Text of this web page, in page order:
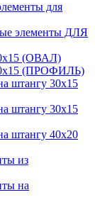
для
элементы ДЛЯ
(ОВАЛ)
(ПРОФИЛЬ)
штангу 30х15
штангу 30х15
штангу 40х20
из
на